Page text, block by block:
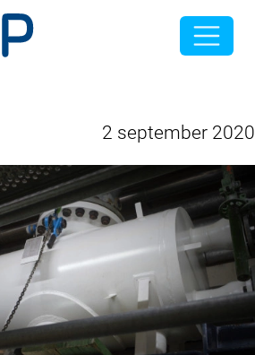
2 september 2020